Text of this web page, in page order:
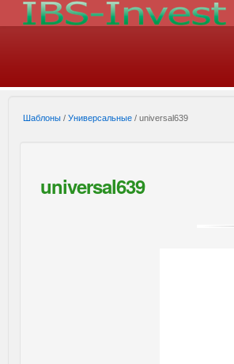
Шаблоны / Универсальные / universal639
universal639